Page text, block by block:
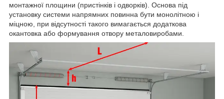
монтажної площини (пристінків і одворків). Основа під
установку системи напрямних повинна бути монолітною і
міцною, при відсутності такого вимагається додаткова
окантовка або формування отвору металовиробами.